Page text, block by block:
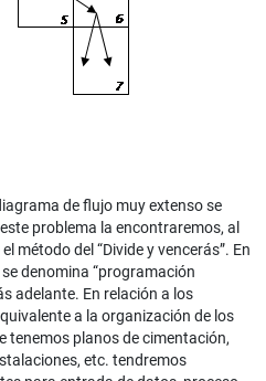
de flujo muy extenso se
problema la encontraremos, al
método del “Divide y vencerás”. En
denomina “programación
adelante. En relación a los
a la organización de los
tenemos planos de cimentación,
etc. tendremos